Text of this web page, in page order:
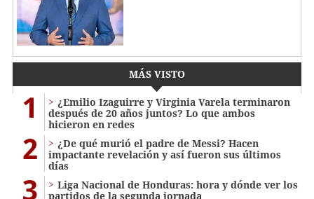
MÁS VISTO
1
¿Emilio Izaguirre y Virginia Varela terminaron
después de 20 años juntos? Lo que ambos
hicieron en redes
2
¿De qué murió el padre de Messi? Hacen
impactante revelación y así fueron sus últimos
días
3
Liga Nacional de Honduras: hora y dónde ver los
partidos de la segunda jornada